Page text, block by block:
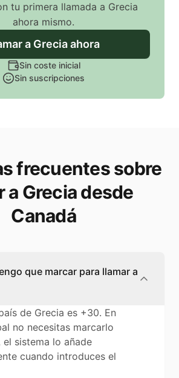
tu primera llamada a Grecia
ahora mismo.
a Greciaahora
Sin coste inicial
Sin suscripciones
frecuentes sobre
a Grecia desde
Canadá
que marcar para llamar a
de Grecia es +30. En
no necesitas marcarlo
el sistema lo añade
cuando introduces el